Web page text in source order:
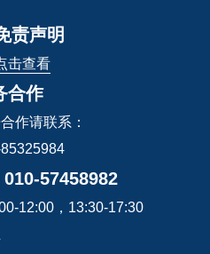
责声明
击查看
合作
作请联系：
57458982
12:00，13:30-17:30